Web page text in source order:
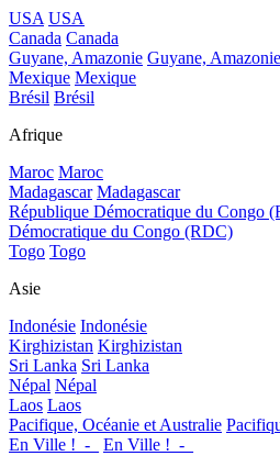
USA USA
Canada Canada
Guyane, Amazonie Guyane, Amazonie
Mexique Mexique
Brésil Brésil
Afrique
Maroc Maroc
Madagascar Madagascar
République Démocratique du Congo
Démocratique du Congo (RDC)
Togo Togo
Asie
Indonésie Indonésie
Kirghizistan Kirghizistan
Sri Lanka Sri Lanka
Népal Népal
Laos Laos
Pacifique, Océanie et Australie
En Ville !_-_
En Ville !_-_